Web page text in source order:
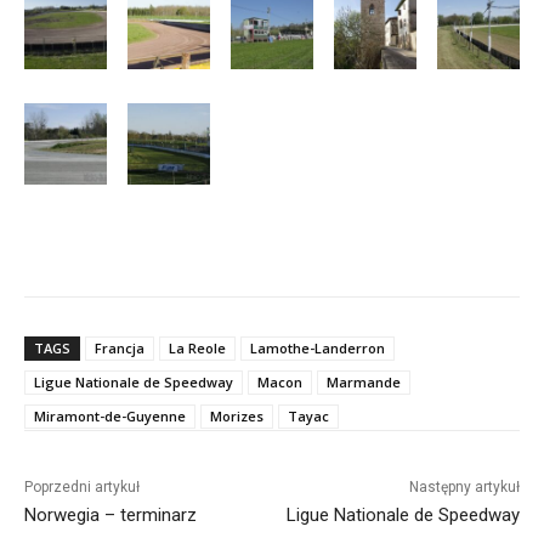
TAGS Francja La Reole
Lamothe-Landerron
Ligue Nationale de Speedway
Macon
Marmande
Miramont-de-Guyenne
Morizes Tayac
Poprzedni artykuł
Norwegia – terminarz
Następny artykuł
Ligue Nationale de Speedway